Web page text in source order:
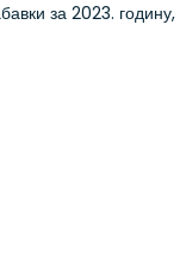
за 2023.